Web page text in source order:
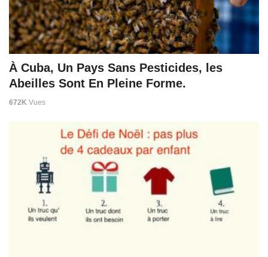
À Cuba, Un Pays Sans Pesticides, les
Abeilles Sont En Pleine Forme.
672K Vues